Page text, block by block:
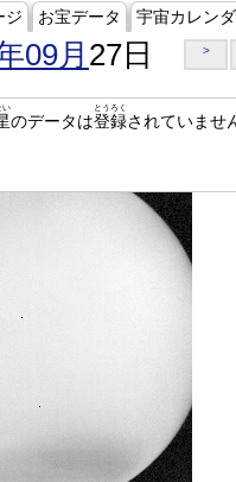
ジ お宝データ 宇宙カレン
09月 27日 >
い
のデータは登録
とうろく
されていませ